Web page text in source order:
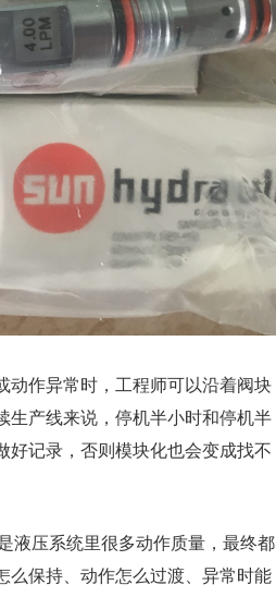
动作异常时，工程师可以沿着阀块
生产线来说，停机半小时和停机半
记录，否则模块化也会变成找不
液压系统里很多动作质量，最终都
么保持、动作怎么过渡、异常时能